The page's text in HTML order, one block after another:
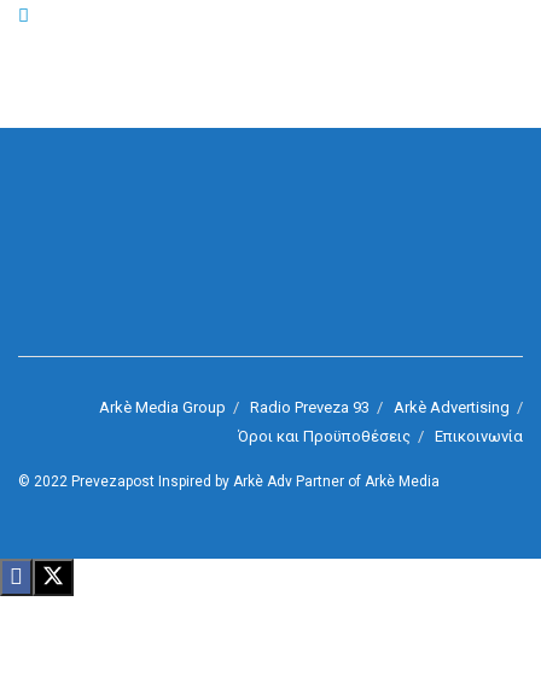
Arkè Media Group Radio Preveza 93
Arkè Advertising
Όροι και Προϋποθέσεις
Επικοινωνία
© 2022 Prevezapost Inspired by Arkè Adv Partner of Arkè Media